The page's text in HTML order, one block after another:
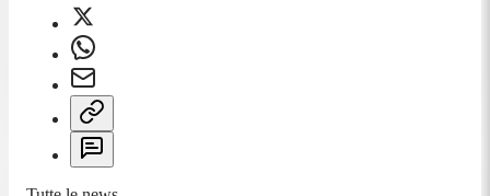
vittoria bellissima e storica. Dietro di lui Hamilton,
Gasly, Hadjar, Piastri, Lawson, Lindblad, Albon,
Hulkenberg e Ocon.